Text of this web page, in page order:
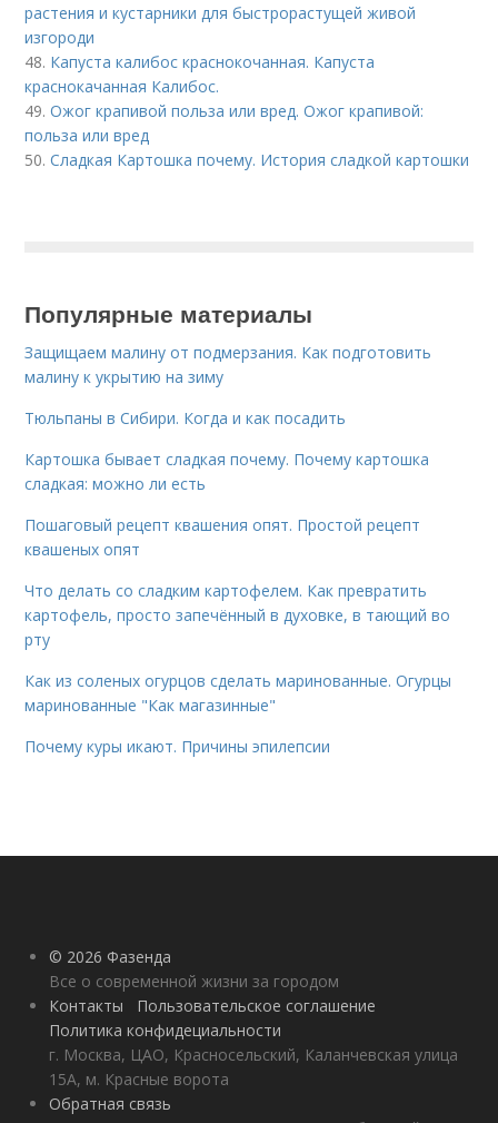
растения и кустарники для быстрорастущей живой
изгороди
48. Капуста калибос краснокочанная. Капуста
краснокачанная Калибос.
49.Ожог крапивой польза или вред. Ожог крапивой:
польза или вред
50.Сладкая Картошка почему. История сладкой картошки
Популярные материалы
Защищаем малину от подмерзания. Как подготовить
малину к укрытию на зиму
Тюльпаны в Сибири. Когда и как посадить
Картошка бывает сладкая почему. Почему картошка
сладкая: можно ли есть
Пошаговый рецепт квашения опят. Простой рецепт
квашеных опят
Что делать со сладким картофелем. Как превратить
картофель, просто запечённый в духовке, в тающий во
рту
Как из соленых огурцов сделать маринованные. Огурцы
маринованные "Как магазинные"
Почему куры икают. Причины эпилепсии
© 2026 Фазенда
Все о современной жизни за городом
Контакты
Пользовательское соглашение
Политика конфидециальности
г. Москва, ЦАО, Красносельский, Каланчевская улица
15А, м. Красные ворота
Обратная связь